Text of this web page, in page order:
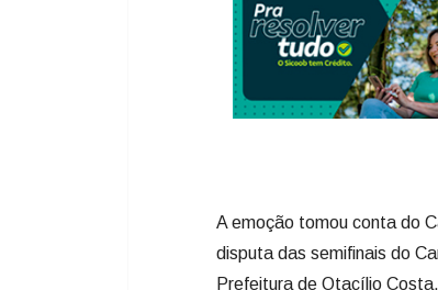
A emoção tomou conta do
disputa das semifinais do
Prefeitura de Otacílio